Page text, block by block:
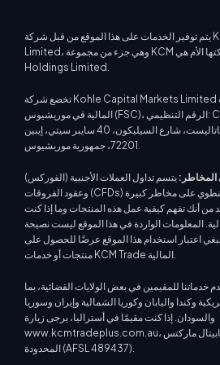
يتم توفير الخدمات على هذا الموقع من قبل شركة Kohle Capital Markets
Limited، وهي جزء من مجموعة KCM وشركتها الأم هي KCM Group
Holdings Limited.
تخضع شركة Kohle Capital Markets Limited للتنظيم من قبل لجنة الخدمات
المالية في موريشيوس (FSC)، الرقم التنظيمي: C117022600. العنوان: صالة
سيبراتي، الطابق الأرضي، ذا كاتاليست، شارع السيليكون، 40 سايبر سيتي، إيبين
72201، جمهورية موريشيوس.
المخاطر: يتسم تداول العملات الأجنبية (الفوركس)
وعقود الفروقات (CFDs) بدرجة عالية من الاستدانة وينطوي على مخاطر كبيرة
من أنك تفهم كيفية عمل هذه المنتجات وما إذا كنت
المعلومات الواردة في هذا الموقع ليست نصيحة
اعتبار استخدام هذا الموقع عرضًا للحصول على
منتجات أو خدمات KCM Trade المالية.
خدماتنا للمقيمين في بعض الولايات القضائية، بما
وكندا واليابان وكوريا الشمالية وإيران وسوريا
والسودان. إذا كنت مقيمًا في أستراليا، يرجى زيارة
www.kcmtradeplus.com.au، الذي تديره شركة كوهل كابيتال ماركتس
المحدودة (AFSL 489437).